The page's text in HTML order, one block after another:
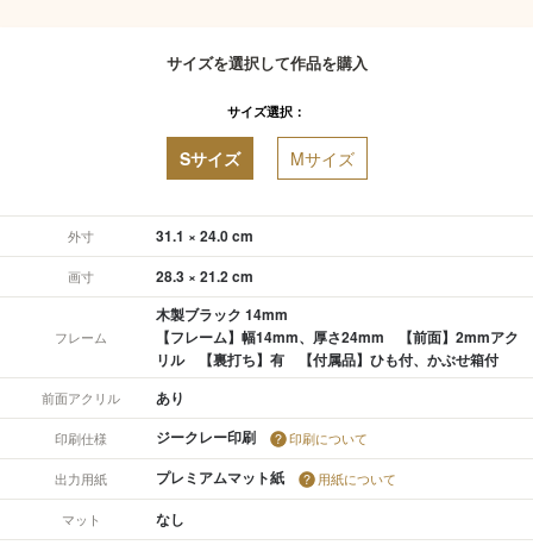
サイズを選択して作品を購入
サイズ選択：
Sサイズ Mサイズ
外寸 31.1 × 24.0 cm
画寸 28.3 × 21.2 cm
フレーム
木製ブラック 14mm
【フレーム】幅14mm、厚さ24mm 【前面】2mmアク
リル 【裏打ち】有 【付属品】ひも付、かぶせ箱付
前面アクリル あり
印刷仕様 ジークレー印刷 印刷について
出力用紙 プレミアムマット紙 用紙について
マット なし